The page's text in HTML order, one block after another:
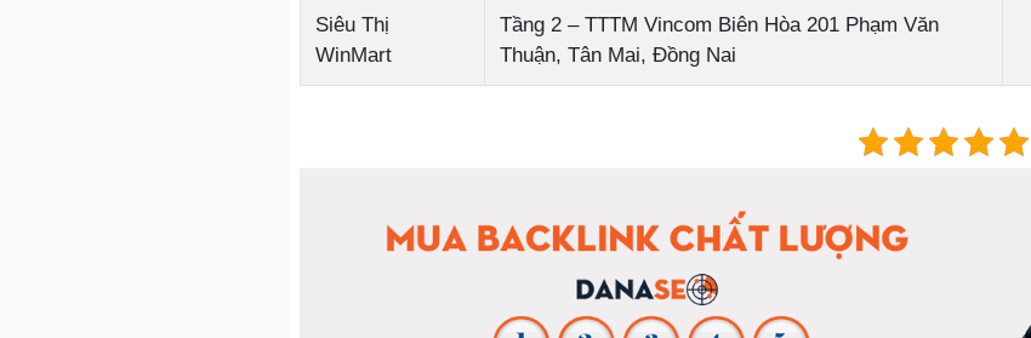
Siêu Thị
WinMart
Tầng 2 – TTTM Vincom Biên Hòa 201 Phạm Văn
Thuận, Tân Mai, Đồng Nai